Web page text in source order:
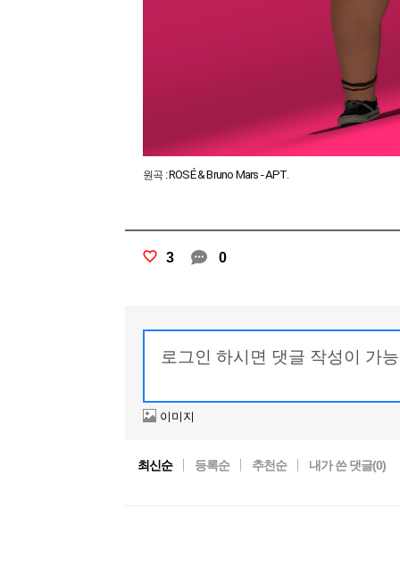
원곡 :ROSÉ & Bruno Mars - APT.
3 0
이미지
최신순 등록순 추천순 내가 쓴 댓글(0)